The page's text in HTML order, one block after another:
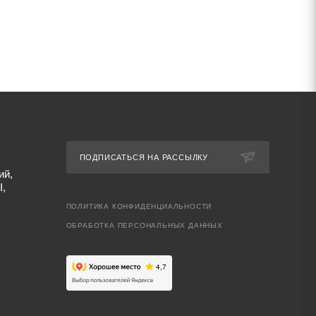
ПОДПИСАТЬСЯ НА РАССЫЛКУ
ПОЛИТИКА КОНФИДЕНЦИАЛЬНОСТИ
ОБРАБОТКА ПЕРСОНАЛЬНЫХ ДАННЫХ